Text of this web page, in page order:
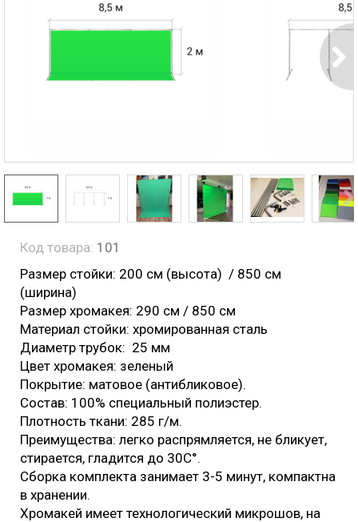
Код товара: 101
Размер стойки: 200 см (высота) / 850 см
(ширина)
Размер хромакея: 290 см / 850 см
Материал стойки: хромированная сталь
Диаметр трубок: 25 мм
Цвет хромакея: зеленый
Покрытие: матовое (антибликовое).
Состав: 100% специальный полиэстер.
Плотность ткани: 285 г/м.
Преимущества: легко распрямляется, не бликует,
стирается, гладится до 30С°.
Cборка комплекта занимает 3-5 минут, компактна
в хранении.
Хромакей имеет технологический микрошов, на